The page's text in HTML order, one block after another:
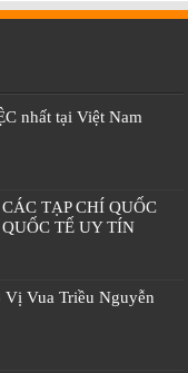
nhất tại Việt Nam
TẠP CHÍ QUỐC
TẾ UY TÍN
Vua Triều Nguyễn